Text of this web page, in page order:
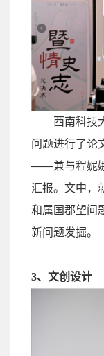
西南科技
问题进行了论
——兼与程妮
汇报。文中，
和属国郡望问
新问题发掘。
3、 文创设计